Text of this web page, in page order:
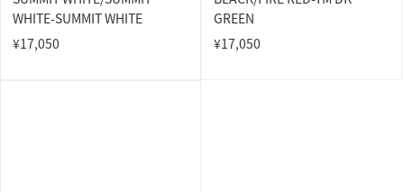
WHITE-SUMMIT WHITE
¥17,050
GREEN
¥17,050